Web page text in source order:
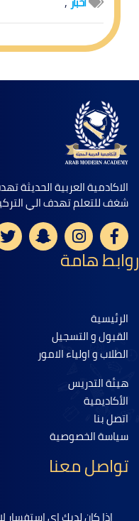
الاكادمية العربية الحديثة
شغف للتعلم تهدف الي
روابط هامة
الرئيسية
القبول و التسجيل
الطلاب و اولياء الامور
هيئة التدريس
الأكاديمية
اتصل بنا
سياسة الخصوصية
تواصل معنا